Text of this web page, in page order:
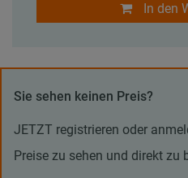
In den
Sie sehen keinen Preis?
JETZT registrieren oder
Preise zu sehen und direkt zu